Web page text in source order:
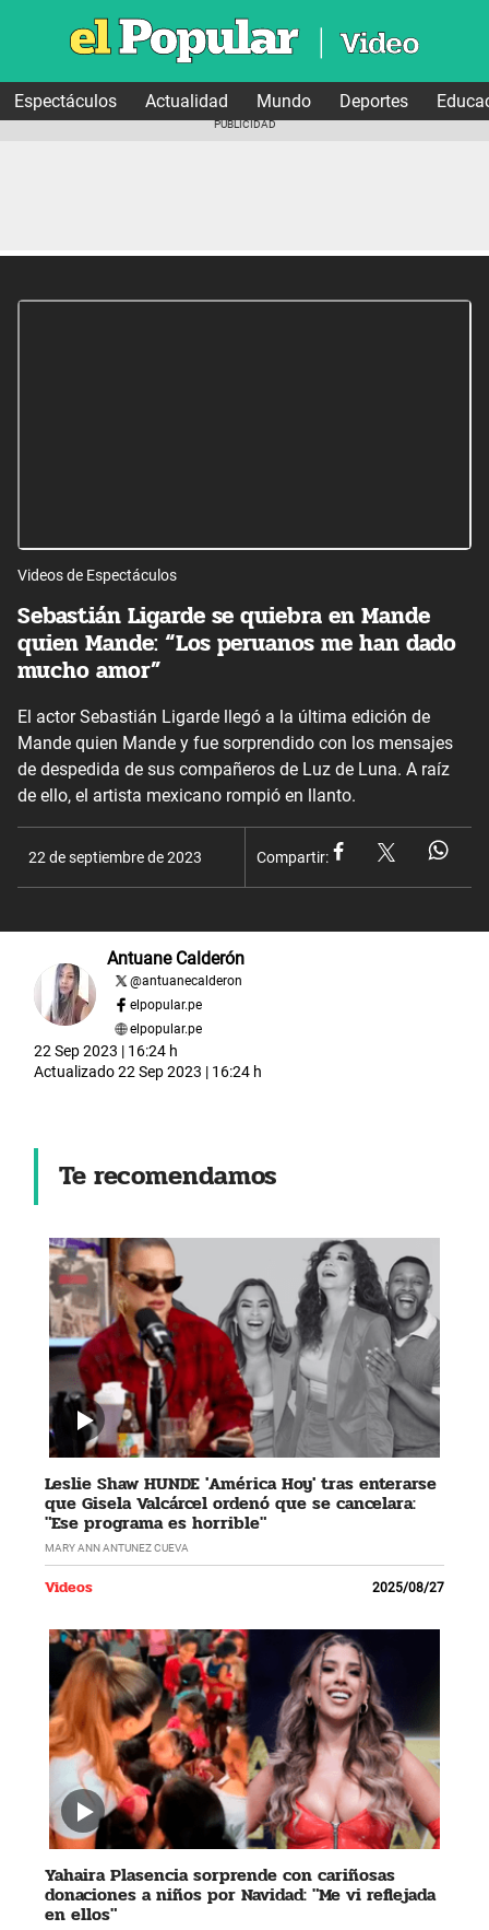
Espectáculos Actualidad Mundo Deportes
Videos de Espectáculos
Sebastián Ligarde se quiebra en Mande
quien Mande: “Los peruanos me han dado
mucho amor”
El actor Sebastián Ligarde llegó a la última edición de
Mande quien Mande y fue sorprendido con los mensajes
de despedida de sus compañeros de Luz de Luna. A raíz
de ello, el artista mexicano rompió en llanto.
22 de septiembre de 2023 Compartir:
Antuane Calderón
@antuanecalderon
elpopular.pe
elpopular.pe
22 Sep 2023 | 16:24 h
Actualizado22 Sep 2023 | 16:24 h
Te recomendamos
Leslie Shaw HUNDE 'América Hoy' tras enterarse
que Gisela Valcárcel ordenó que se cancelara:
"Ese programa es horrible"
MARY ANN ANTUNEZ CUEVA
Videos 2025/08/27
Yahaira Plasencia sorprende con cariñosas
donaciones a niños por Navidad: "Me vi reflejada
en ellos"